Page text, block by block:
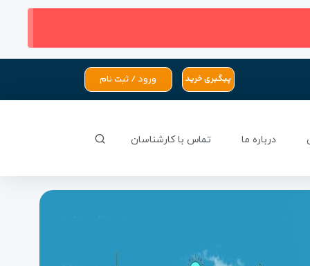
پیگیری خرید ورود / ثبت نام
درباره ما تماس با کارشناسان